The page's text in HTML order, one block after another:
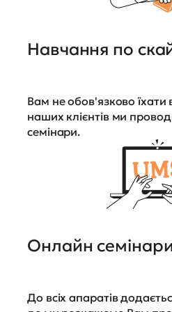
Навчання по
Вам не обов'язково їхати
наших клієнтів ми
семінари.
Онлайн
До всіх апаратів